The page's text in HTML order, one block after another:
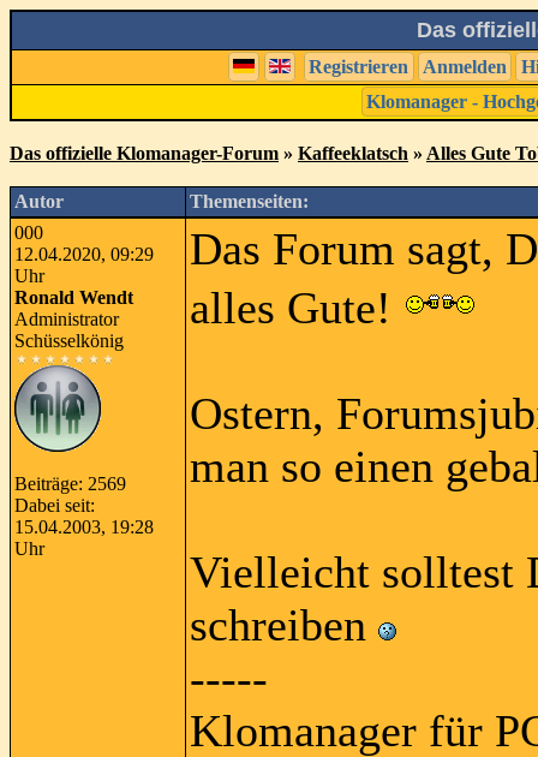
Das
Registrieren Anmelden
Klomanager -
Das offizielle Klomanager-Forum » Kaffeeklatsch » Alles Gute
Autor
Themenseiten:
000
12.04.2020, 09:29
Uhr
Ronald Wendt
Administrator
Schüsselkönig
Beiträge: 2569
Dabei seit:
15.04.2003, 19:28
Uhr
Das Forum sagt,
alles Gute!
Ostern,
man so einen
Vielleicht solltest
schreiben
-----
Klomanager für